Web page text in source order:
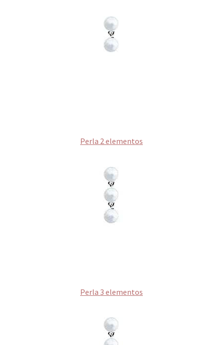
Perla 2 elementos
Perla 3 elementos